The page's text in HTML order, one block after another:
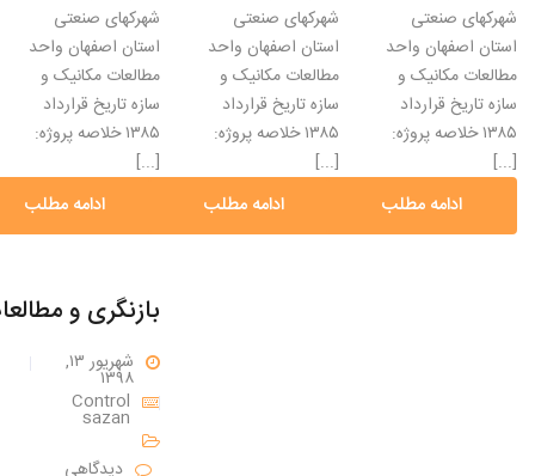
شهرکهای صنعتی
استان اصفهان واحد
مطالعات مکانیک و
سازه تاریخ قرارداد
۱۳۸۵ خلاصه پروژه:
[...]
ادامه مطلب
شهرکهای صنعتی
استان اصفهان واحد
مطالعات مکانیک و
سازه تاریخ قرارداد
۱۳۸۵ خلاصه پروژه:
[...]
ادامه مطلب
شهرکهای صنعتی
استان اصفهان واحد
مطالعات مکانیک و
سازه تاریخ قرارداد
۱۳۸۵ خلاصه پروژه:
[...]
ادامه مطلب
شهریور ۱۳,
۱۳۹۸
Control
sazan